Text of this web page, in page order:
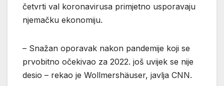
četvrti val koronavirusa primjetno usporavaju
njemačku ekonomiju.
– Snažan oporavak nakon pandemije koji se
prvobitno očekivao za 2022. još uvijek se nije
desio – rekao je Wollmershäuser, javlja CNN.